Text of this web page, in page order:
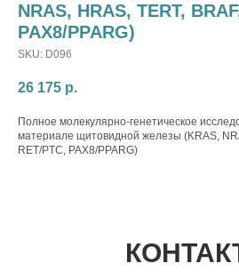
NRAS, HRAS, TERT,
PAX8/PPARG)
SKU: D096
26 175 р.
Полное молекулярно-генетическое
материале щитовидной железы (KRAS,
RET/PTC, PAX8/PPARG)